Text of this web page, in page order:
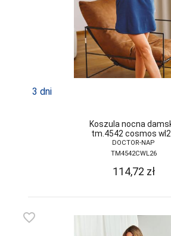
3 dni
Koszula nocna
tm.4542 cosmos
DOCTOR-NAP
TM4542CWL26
114,72 zł
favorite_border